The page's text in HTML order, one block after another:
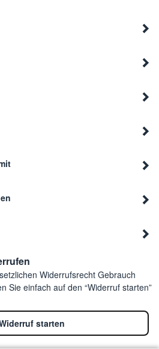
Widerrufsrecht Gebrauch
Sie einfach auf den “Widerruf starten”
starten